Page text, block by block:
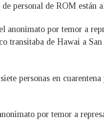
personal de ROM
anonimato por temor a
de Hawai a
personas en
por temor a